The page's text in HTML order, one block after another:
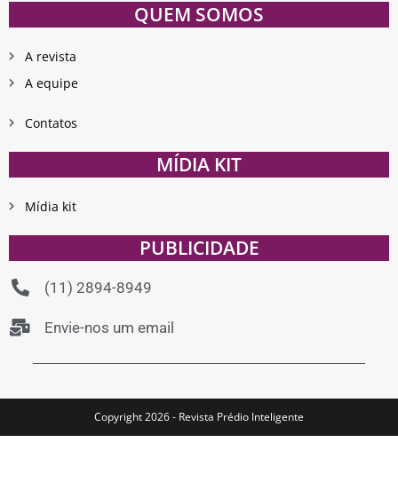
QUEM SOMOS
A revista
A equipe
Contatos
MÍDIA KIT
Mídia kit
PUBLICIDADE
(11) 2894-8949
Envie-nos um email
Copyright 2026 - Revista Prédio Inteligente